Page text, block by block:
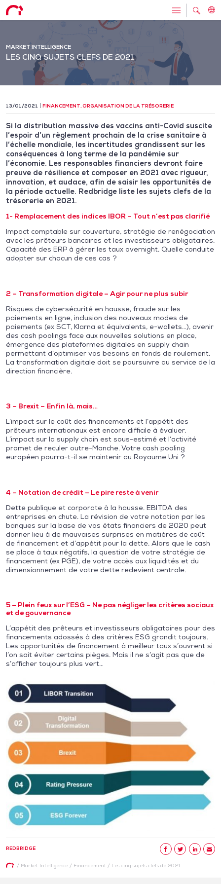
MARKET INTELLIGENCE
LES CINQ SUJETS CLEFS DE 2021
13/01/2021 FINANCEMENT,ORGANISATION DE LA TRÉSORERIE
Si la distribution massive des vaccins anti-Covid suscite
l’espoir d’un règlement prochain de la crise sanitaire à
l’échelle mondiale, les incertitudes grandissent sur les
conséquences à long terme de la pandémie sur
l’économie. Les responsables financiers devront faire
preuve de résilience et composer en 2021 avec rigueur,
innovation, et audace, afin de saisir les opportunités de
la période actuelle. Redbridge liste les sujets clefs de la
trésorerie en 2021.
1- Remplacement des indices IBOR – Tout n’est pas clarifié
Impact comptable sur couverture, stratégie de renégociation
avec les prêteurs bancaires et les investisseurs obligataires.
Capacité des ERP à gérer les taux overnight. Quelle conduite
adopter sur chacun de ces cas ?
2 – Transformation digitale – Agir pour ne plus subir
Risques de cybersécurité en hausse, fraude sur les
paiements en ligne, inclusion des nouveaux modes de
paiements (ex SCT, Klarna et équivalents, e-wallets…), avenir
des cash poolings face aux nouvelles solutions en place,
émergence des plateformes digitales en supply chain
permettant d’optimiser vos besoins en fonds de roulement.
La transformation digitale doit se poursuivre au service de la
direction financière.
3 – Brexit – Enfin là, mais…
L’impact sur le coût des financements et l’appétit des
prêteurs internationaux est encore difficile à évaluer.
L’impact sur la supply chain est sous-estimé et l’activité
promet de reculer outre-Manche. Votre cash pooling
européen pourra-t-il se maintenir au Royaume Uni ?
4 – Notation de crédit – Le pire reste à venir
Dette publique et corporate à la hausse. EBITDA des
entreprises en chute. La révision de votre notation par les
banques sur la base de vos états financiers de 2020 peut
donner lieu à de mauvaises surprises en matières de coût
de financement et d’appétit pour la dette. Alors que le cash
se place à taux négatifs, la question de votre stratégie de
financement (ex PGE), de votre accès aux liquidités et du
dimensionnement de votre dette redevient centrale.
5 – Plein feux sur l’ESG – Ne pas négliger les critères sociaux
et de gouvernance
L’appétit des prêteurs et investisseurs obligataires pour des
financements adossés à des critères ESG grandit toujours.
Les opportunités de financement à meilleur taux s’ouvrent si
l’on sait éviter certains pièges. Mais il ne s’agit pas que de
s’afficher toujours plus vert…
REDBRIDGE
/ Market Intelligence/ Financement/ Les cinq sujets clefs de 2021